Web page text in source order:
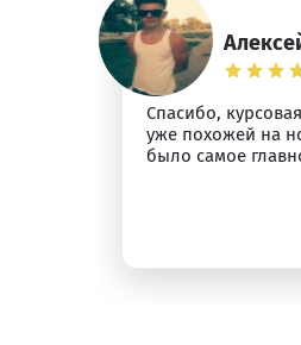
Спасибо,
уже похожей на
было самое